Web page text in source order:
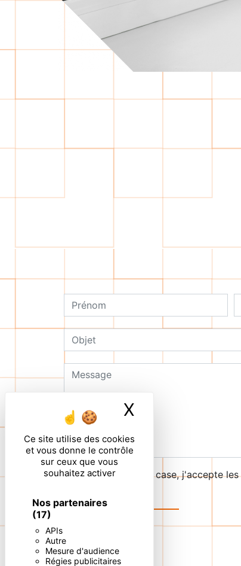
Ce site utilise des cookies
et vous donne le contrôle
sur ceux que vous
souhaitez activer
Nos partenaires
(17)
APIs
Autre
Mesure d'audience
Régies publicitaires
X
En cochant cette case, j'accepte